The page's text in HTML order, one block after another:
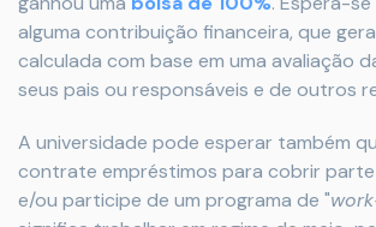
alguma contribuição financeira, que
calculada com base em uma avaliação
seus pais ou responsáveis e de outros
A universidade pode esperar também
contrate empréstimos para cobrir
e/ou participe de um programa de "